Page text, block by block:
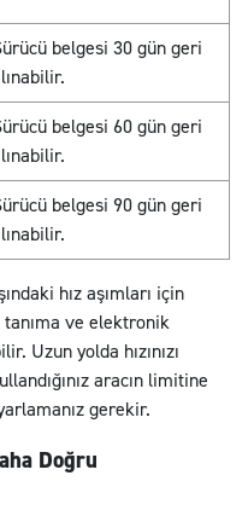
belgesi 30 gün geri
belgesi 60 gün geri
belgesi 90 gün geri
hız aşımları için
ve elektronik
Uzun yolda hızınızı
aracın limitine
gerekir.
Doğru